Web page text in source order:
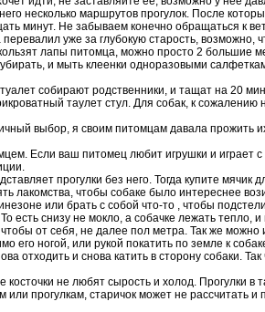
несколько маршрутов прогулок. После
минут. Не забываем конечно обращаться к
уже за глубокую старость,
лапы питомца, можно просто 2 большие
и мыть клеенки одноразовыми
собирают родственники, и тащат на 20
таулет стул. Для собак, к сожалению
выбор, я своим питомцам давала
Если ваш питомец любит игрушки и играет
прогулки без него. Тогда купите мячик
лакомства, чтобы собаке было интереснее
или брать с собой что-то , чтобы
есть снизу не мокло, а собачке лежать тепло,
от себя, не далее пол метра. Так же
его ногой, или рукой покатить по земле к
отходить и снова катить в сторону собаки.
не любят сырость и холод. Прогулки в
прогулкам, старичок может не рассчитать